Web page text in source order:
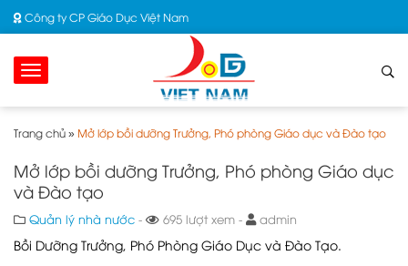
Công ty CP Giáo Dục Việt Nam
Trang chủ»Mở lớp bồi dưỡng Trưởng, Phó phòng Giáo dục và Đào tạo
Mở lớp bồi dưỡng Trưởng, Phó phòng Giáo dục
và Đào tạo
Quản lý nhà nước - 695 lượt xem - admin
Bồi Dưỡng Trưởng, Phó Phòng Giáo Dục và Đào Tạo.